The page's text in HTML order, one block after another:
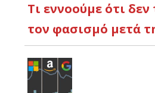
Τι εννοούμε ότι
τον φασισμό μετά